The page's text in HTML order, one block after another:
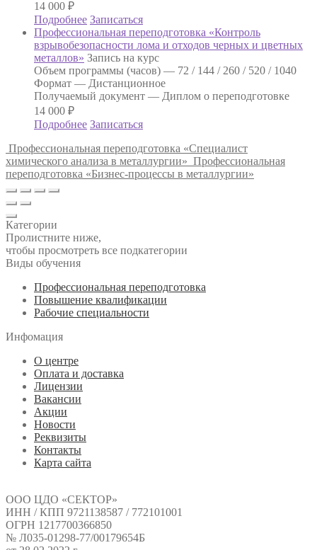
14 000 ₽
Подробнее Записаться
Профессиональная переподготовка «Контроль
взрывобезопасности лома и отходов черных и цветных
металлов» Запись на курс
Объем программы (часов) — 72 / 144 / 260 / 520 / 1040
Формат — Дистанционное
Получаемый документ — Диплом о переподготовке
14 000 ₽
Подробнее Записаться
Профессиональная переподготовка «Специалист
химического анализа в металлургии» Профессиональная
переподготовка «Бизнес-процессы в металлургии»
Категории
Пролистните ниже,
чтобы просмотреть все подкатегории
Виды обучения
Профессиональная переподготовка
Повышение квалификации
Рабочие специальности
Инфомация
О центре
Оплата и доставка
Лицензии
Вакансии
Акции
Новости
Реквизиты
Контакты
Карта сайта
ООО ЦДО «СЕКТОР»
ИНН / КПП 9721138587 / 772101001
ОГРН 1217700366850
№ Л035-01298-77/00179654Б